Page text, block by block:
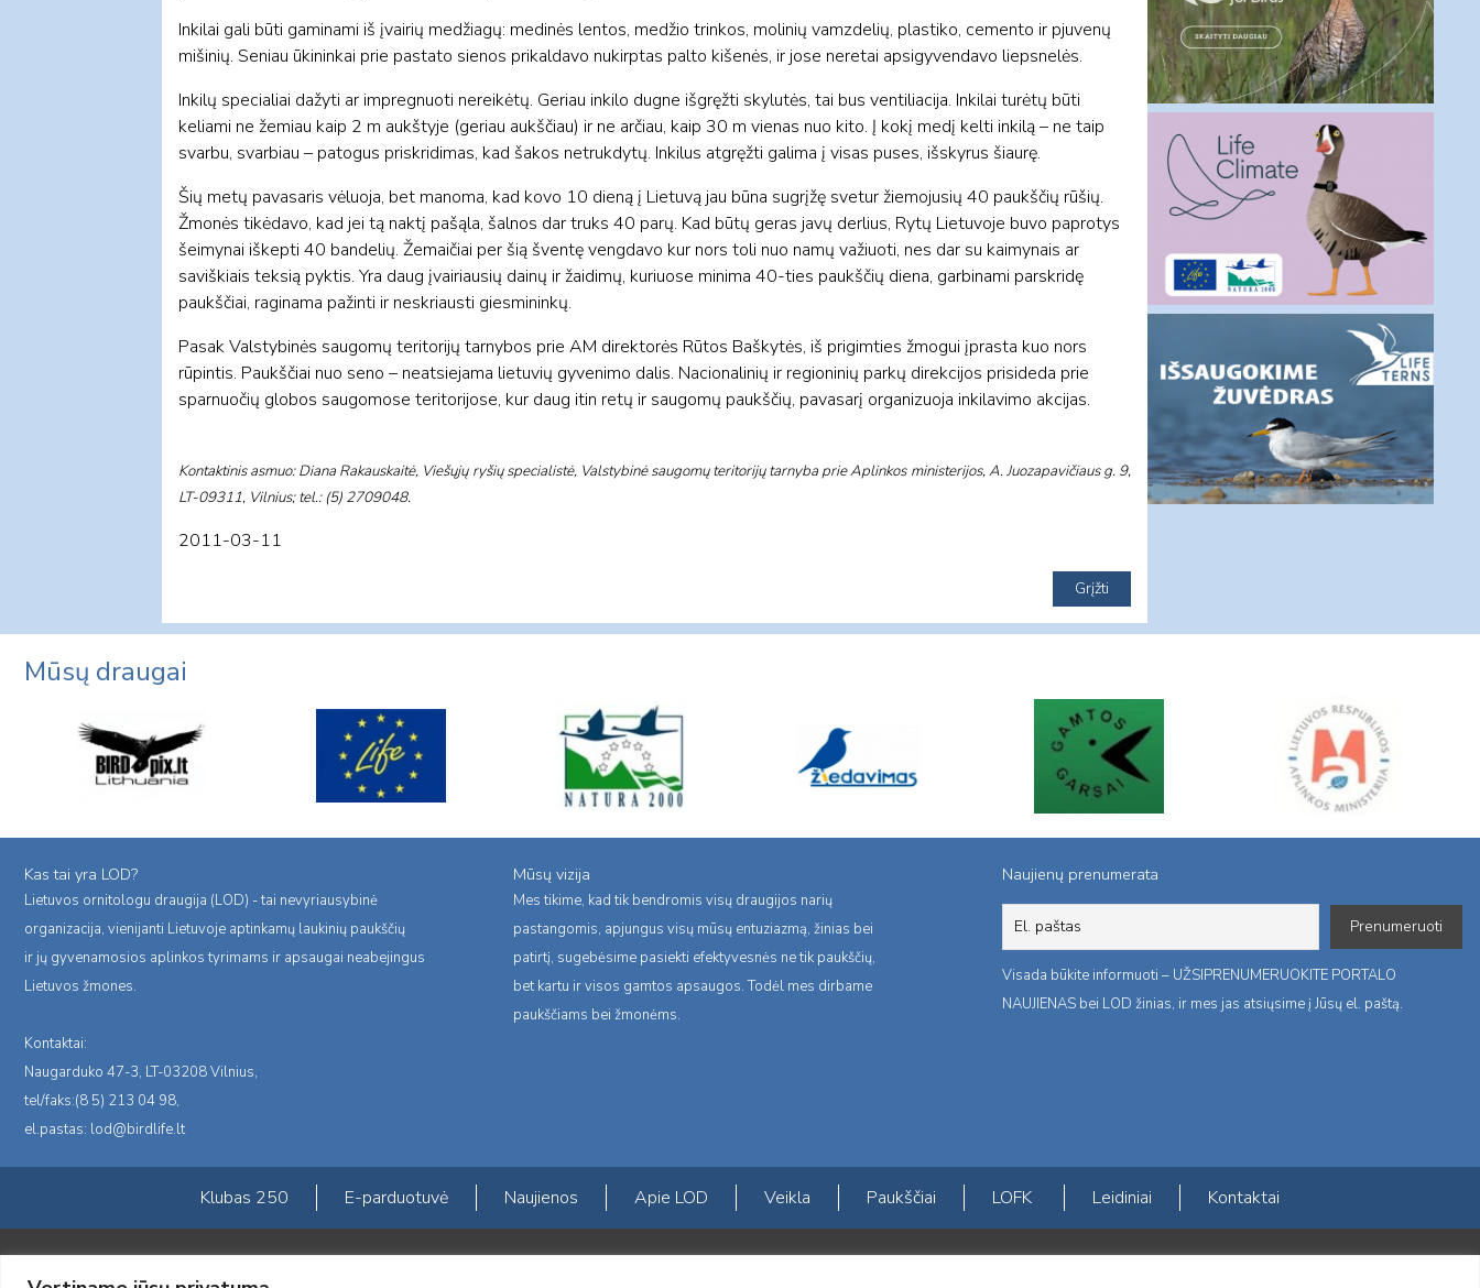
Inkilai gali būti gaminami iš įvairių medžiagų: medinės lentos, medžio trinkos, molinių vamzdelių, plastiko, cemento ir pjuvenų
mišinių. Seniau ūkininkai prie pastato sienos prikaldavo nukirptas palto kišenės, ir jose neretai apsigyvendavo liepsnelės.
Inkilų specialiai dažyti ar impregnuoti nereikėtų. Geriau inkilo dugne išgręžti skylutės, tai bus ventiliacija. Inkilai turėtų būti
keliami ne žemiau kaip 2 m aukštyje (geriau aukščiau) ir ne arčiau, kaip 30 m vienas nuo kito. Į kokį medį kelti inkilą – ne taip
svarbu, svarbiau – patogus priskridimas, kad šakos netrukdytų. Inkilus atgręžti galima į visas puses, išskyrus šiaurę.
Šių metų pavasaris vėluoja, bet manoma, kad kovo 10 dieną į Lietuvą jau būna sugrįžę svetur žiemojusių 40 paukščių rūšių.
Žmonės tikėdavo, kad jei tą naktį pašąla, šalnos dar truks 40 parų. Kad būtų geras javų derlius, Rytų Lietuvoje buvo paprotys
šeimynai iškepti 40 bandelių. Žemaičiai per šią šventę vengdavo kur nors toli nuo namų važiuoti, nes dar su kaimynais ar
saviškiais teksią pyktis. Yra daug įvairiausių dainų ir žaidimų, kuriuose minima 40-ties paukščių diena, garbinami parskridę
paukščiai, raginama pažinti ir neskriausti giesmininkų.
Pasak Valstybinės saugomų teritorijų tarnybos prie AM direktorės Rūtos Baškytės, iš prigimties žmogui įprasta kuo nors
rūpintis. Paukščiai nuo seno – neatsiejama lietuvių gyvenimo dalis. Nacionalinių ir regioninių parkų direkcijos prisideda prie
sparnuočių globos saugomose teritorijose, kur daug itin retų ir saugomų paukščių, pavasarį organizuoja inkilavimo akcijas.
Kontaktinis asmuo: Diana Rakauskaitė, Viešųjų ryšių specialistė, Valstybinė saugomų teritorijų tarnyba prie Aplinkos ministerijos, A. Juozapavičiaus g. 9,
LT-09311, Vilnius; tel.: (5) 2709048.
2011-03-11
Mūsų draugai
Kas tai yra LOD?
Lietuvos ornitologu draugija (LOD) - tai nevyriausybinė
organizacija, vienijanti Lietuvoje aptinkamų laukinių paukščių
ir jų gyvenamosios aplinkos tyrimams ir apsaugai neabejingus
Lietuvos žmones.
Kontaktai:
Naugarduko 47-3, LT-03208 Vilnius,
tel/faks:(8 5) 213 04 98,
el.pastas: lod@birdlife.lt
Mūsų vizija
Mes tikime, kad tik bendromis visų draugijos narių
pastangomis, apjungus visų mūsų entuziazmą, žinias bei
patirtį, sugebėsime pasiekti efektyvesnės ne tik paukščių,
bet kartu ir visos gamtos apsaugos. Todėl mes dirbame
paukščiams bei žmonėms.
Naujienų prenumerata
Visada būkite informuoti – UŽSIPRENUMERUOKITE PORTALO
NAUJIENAS bei LOD žinias, ir mes jas atsiųsime į Jūsų el. paštą.
Klubas 250 E-parduotuvė Naujienos Apie LOD Veikla Paukščiai LOFK Leidiniai Kontaktai